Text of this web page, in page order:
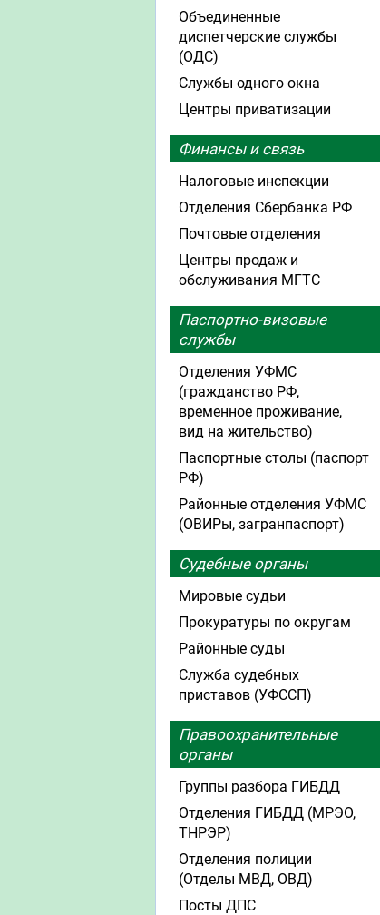
Объединенные
диспетчерские службы
(ОДС)
Службы одного окна
Центры приватизации
Финансы и связь
Налоговые инспекции
Отделения Сбербанка РФ
Почтовые отделения
Центры продаж и
обслуживания МГТС
Паспортно-визовые
службы
Отделения УФМС
(гражданство РФ,
временное проживание,
вид на жительство)
Паспортные столы (паспорт
РФ)
Районные отделения УФМС
(ОВИРы, загранпаспорт)
Судебные органы
Мировые судьи
Прокуратуры по округам
Районные суды
Служба судебных
приставов (УФССП)
Правоохранительные
органы
Группы разбора ГИБДД
Отделения ГИБДД (МРЭО,
ТНРЭР)
Отделения полиции
(Отделы МВД, ОВД)
Посты ДПС